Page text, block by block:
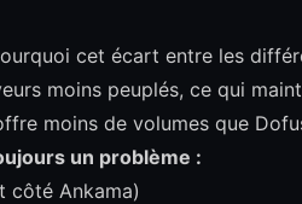
cet écart entre les
moins peuplés, ce qui
moins de volumes que
un problème :
côté Ankama)